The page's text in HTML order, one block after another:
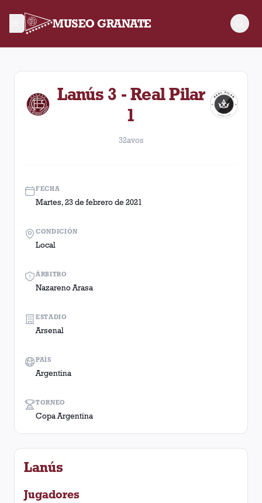
MUSEO GRANATE
32avos. Partido entre Lanús y Real Pilar disputado el
Lanús 3 - Real Pilar
1
32avos
FECHA
Martes, 23 de febrero de 2021
ÁRBITRO
Nazareno Arasa
TORNEO
Copa Argentina
CONDICIÓN
Local
ESTADIO
Arsenal
PAÍS
Argentina
Lanús
Jugadores